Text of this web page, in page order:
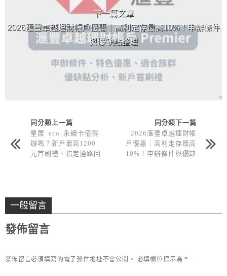
下一篇文章
2026滙豐卓越理財帳戶優惠｜高利定存最高10%！申辦條件
與優缺點整理
同分類上一篇
星展 eco 永續卡值得
辦嗎？新戶最高1200
元首刷禮、指定通路回
同分類下一篇
2026滙豐卓越理財帳
戶優惠｜高利定存最高
10%！申辦條件與優缺
一般留言
發佈留言
發佈留言必須填寫的電子郵件地址不會公開。 必填欄位標示為*